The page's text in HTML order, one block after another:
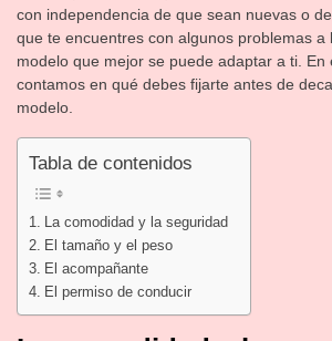
con independencia de que sean nuevas o
que te encuentres con algunos problemas a
modelo que mejor se puede adaptar a ti. En
contamos en qué debes fijarte antes de
modelo.
Tabla de contenidos
La comodidad y la seguridad
El tamaño y el peso
El acompañante
El permiso de conducir